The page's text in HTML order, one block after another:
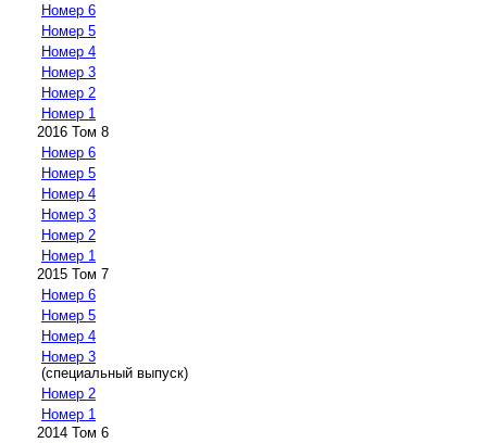
Номер 6
Номер 5
Номер 4
Номер 3
Номер 2
Номер 1
2016 Том 8
Номер 6
Номер 5
Номер 4
Номер 3
Номер 2
Номер 1
2015 Том 7
Номер 6
Номер 5
Номер 4
Номер 3
(специальный выпуск)
Номер 2
Номер 1
2014 Том 6